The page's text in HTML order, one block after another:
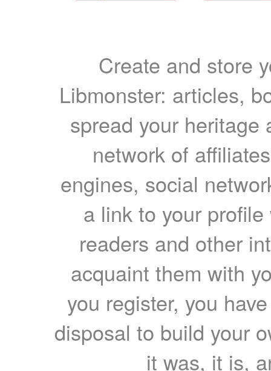
Create and store
Libmonster: articles,
spread your heritage
network of
engines, social
a link to your
readers and other
acquaint them with
you register, you
disposal to build your
it was, it is,